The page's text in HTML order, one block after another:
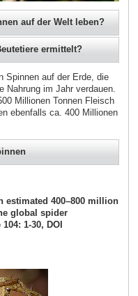
auf der Welt leben?
ermittelt?
Spinnen auf der Erde, die
Nahrung im Jahr verdauen.
Millionen Tonnen Fleisch
ebenfalls ca. 400 Millionen
estimated 400–800 million
global spider
1-30, DOI